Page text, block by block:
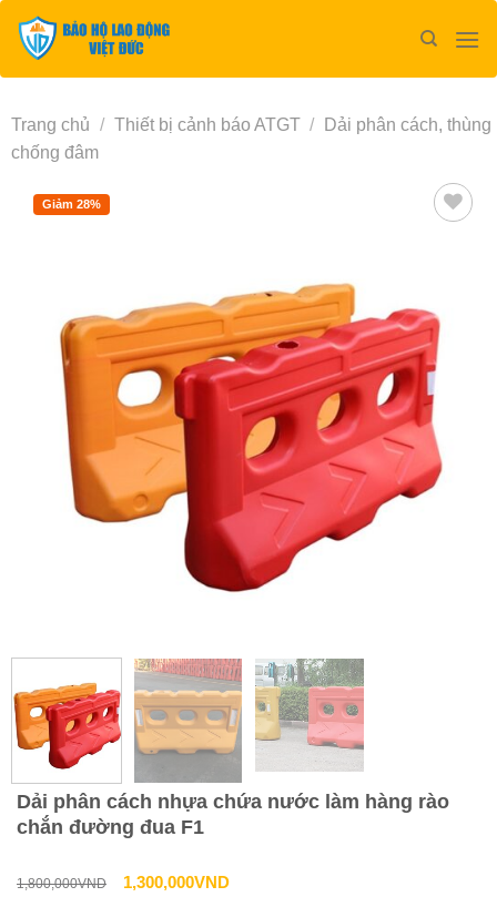
qua
Trang chủ / Thiết bị cảnh báo ATGT /
Dải phân cách, thùng
chống đâm
Giảm 28%
Dải phân cách nhựa chứa nước làm hàng rào
chắn đường đua F1
1,800,000VND
Giá
1,300,000VNDGiá